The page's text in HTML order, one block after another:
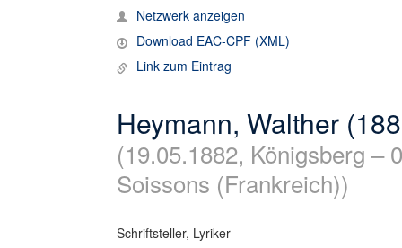
Netzwerk anzeigen
Download EAC-CPF (XML)
Link zum Eintrag
Heymann, Walther
(19.05.1882, Königsberg –
Soissons (Frankreich))
Schriftsteller, Lyriker